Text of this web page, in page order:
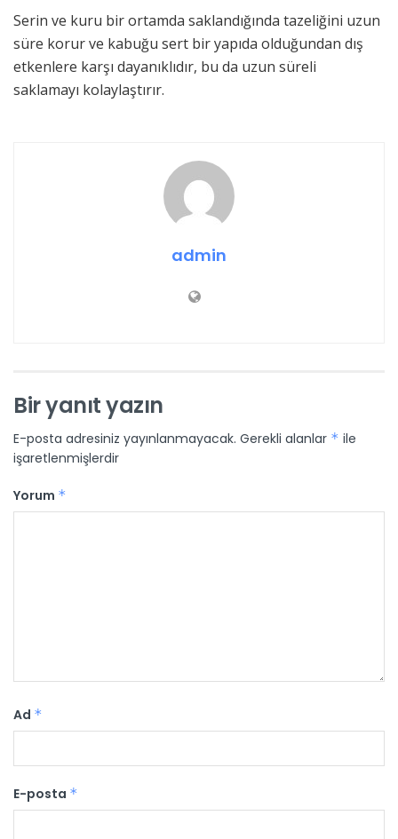
Serin ve kuru bir ortamda saklandığında tazeliğini uzun
süre korur ve kabuğu sert bir yapıda olduğundan dış
etkenlere karşı dayanıklıdır, bu da uzun süreli
saklamayı kolaylaştırır.
admin
Bir yanıt yazın
E-posta adresiniz yayınlanmayacak. Gerekli alanlar * ile
işaretlenmişlerdir
Yorum *
Ad *
E-posta *